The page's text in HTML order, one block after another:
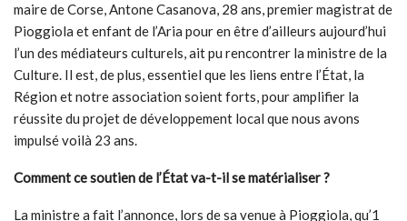
maire de Corse, Antone Casanova, 28 ans, premier magistrat de
Pioggiola et enfant de l’Aria pour en être d’ailleurs aujourd’hui
l’un des médiateurs culturels, ait pu rencontrer la ministre de la
Culture. Il est, de plus, essentiel que les liens entre l’État, la
Région et notre association soient forts, pour amplifier la
réussite du projet de développement local que nous avons
impulsé voilà 23 ans.
Comment ce soutien de l’État va-t-il se matérialiser ?
La ministre a fait l’annonce, lors de sa venue à Pioggiola, qu’1